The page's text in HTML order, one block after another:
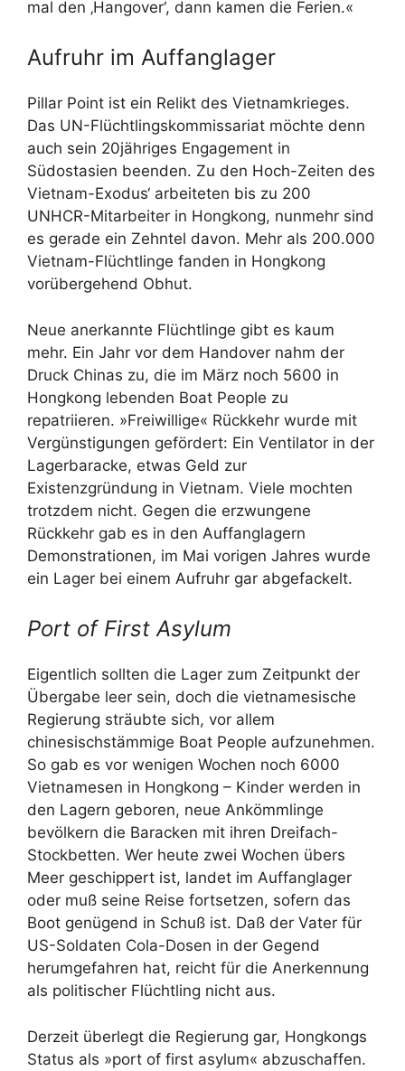
mal den ‚Hangover‘, dann kamen die Ferien.«
Aufruhr im Auffanglager
Pillar Point ist ein Relikt des Vietnamkrieges.
Das UN-Flüchtlingskommissariat möchte denn
auch sein 20jähriges Engagement in
Südostasien beenden. Zu den Hoch-Zeiten des
Vietnam-Exodus‘ arbeiteten bis zu 200
UNHCR-Mitarbeiter in Hongkong, nunmehr sind
es gerade ein Zehntel davon. Mehr als 200.000
Vietnam-Flüchtlinge fanden in Hongkong
vorübergehend Obhut.
Neue anerkannte Flüchtlinge gibt es kaum
mehr. Ein Jahr vor dem Handover nahm der
Druck Chinas zu, die im März noch 5600 in
Hongkong lebenden Boat People zu
repatriieren. »Freiwillige« Rückkehr wurde mit
Vergünstigungen gefördert: Ein Ventilator in der
Lagerbaracke, etwas Geld zur
Existenzgründung in Vietnam. Viele mochten
trotzdem nicht. Gegen die erzwungene
Rückkehr gab es in den Auffanglagern
Demonstrationen, im Mai vorigen Jahres wurde
ein Lager bei einem Aufruhr gar abgefackelt.
Port of First Asylum
Eigentlich sollten die Lager zum Zeitpunkt der
Übergabe leer sein, doch die vietnamesische
Regierung sträubte sich, vor allem
chinesischstämmige Boat People aufzunehmen.
So gab es vor wenigen Wochen noch 6000
Vietnamesen in Hongkong – Kinder werden in
den Lagern geboren, neue Ankömmlinge
bevölkern die Baracken mit ihren Dreifach-
Stockbetten. Wer heute zwei Wochen übers
Meer geschippert ist, landet im Auffanglager
oder muß seine Reise fortsetzen, sofern das
Boot genügend in Schuß ist. Daß der Vater für
US-Soldaten Cola-Dosen in der Gegend
herumgefahren hat, reicht für die Anerkennung
als politischer Flüchtling nicht aus.
Derzeit überlegt die Regierung gar, Hongkongs
Status als »port of first asylum« abzuschaffen.